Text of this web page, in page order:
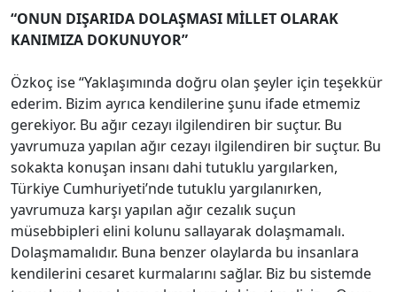
“ONUN DIŞARIDA DOLAŞMASI MİLLET OLARAK
KANIMIZA DOKUNUYOR”
Özkoç ise “Yaklaşımında doğru olan şeyler için teşekkür
ederim. Bizim ayrıca kendilerine şunu ifade etmemiz
gerekiyor. Bu ağır cezayı ilgilendiren bir suçtur. Bu
yavrumuza yapılan ağır cezayı ilgilendiren bir suçtur. Bu
sokakta konuşan insanı dahi tutuklu yargılarken,
Türkiye Cumhuriyeti’nde tutuklu yargılanırken,
yavrumuza karşı yapılan ağır cezalık suçun
müsebbipleri elini kolunu sallayarak dolaşmamalı.
Dolaşmamalıdır. Buna benzer olaylarda bu insanlara
kendilerini cesaret kurmalarını sağlar. Biz bu sistemde